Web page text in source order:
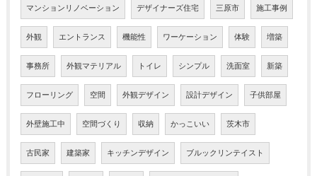
マンションリノベーション デザイナーズ住宅 三原市 施工事例
外観 エントランス 機能性 ワーケーション 体験 増築
事務所 外観マテリアル トイレ シンプル 洗面室 新築
フローリング 空間 外観デザイン 設計デザイン 子供部屋
外壁施工中 空間づくり 収納 かっこいい 茨木市
古民家 建築家 キッチンデザイン ブルックリンテイスト